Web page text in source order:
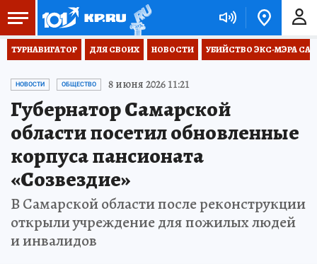
ТУРНАВИГАТОР ДЛЯ СВОИХ НОВОСТИ УБИЙСТВО ЭКС-МЭРА
НОВОСТИ ОБЩЕСТВО 8 июня 2026 11:21
Губернатор Самарской
области посетил обновленные
корпуса пансионата
«Созвездие»
В Самарской области после реконструкции
открыли учреждение для пожилых людей
и инвалидов